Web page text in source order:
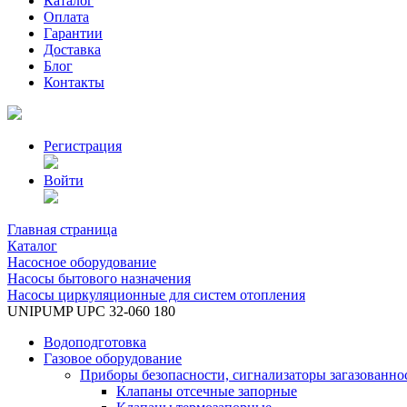
Оплата
Гарантии
Доставка
Блог
Контакты
Регистрация
Войти
Главная страница
Каталог
Насосное оборудование
Насосы бытового назначения
Насосы циркуляционные для систем отопления
UNIPUMP UPC 32-060 180
Водоподготовка
Газовое оборудование
Приборы безопасности, сигнализаторы
Клапаны отсечные запорные